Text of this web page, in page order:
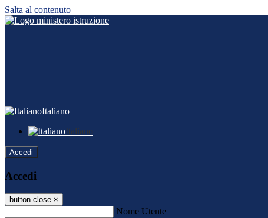
Salta al contenuto
Italiano
Italiano
Accedi
Accedi
button close ×
Nome Utente